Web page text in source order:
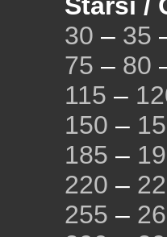
Starší /
30 – 35
75 – 80
115 –
150 –
185 –
220 –
255 –